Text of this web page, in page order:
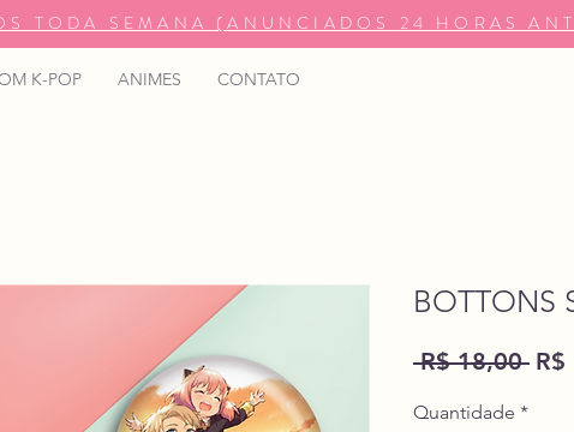
TODA SEMANA (ANUNCIADOS 24 HORAS
K-POP ANIMES CONTATO
BOTTONS
R$ 18,00 R$
Quantidade *